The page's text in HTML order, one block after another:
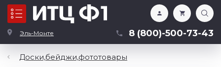
Эль-Монте 8 (800)-500-73-43
Каталог
Доски,бейджи,фототовары